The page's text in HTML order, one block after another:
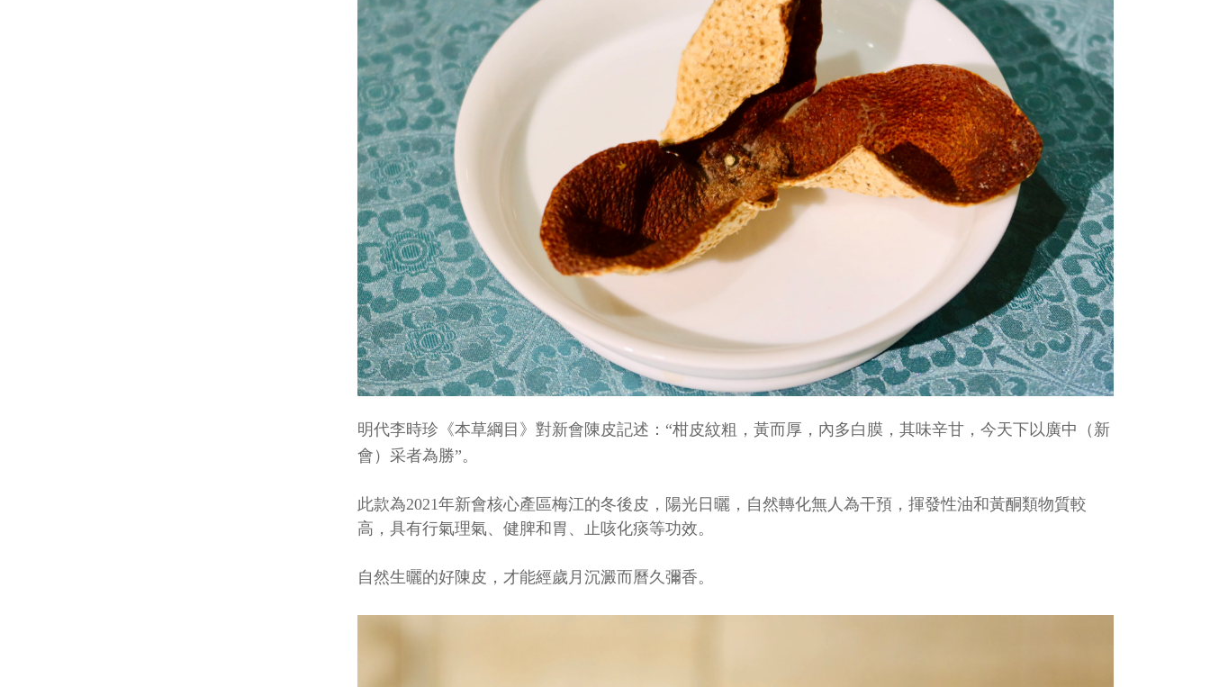
明代李時珍《本草綱目》對新會陳皮記述：“柑皮紋粗，黃而厚，內多白膜，其味辛甘，今天下以廣中（新
會）采者為勝”。
此款為2021年新會核心產區梅江的冬後皮，陽光日曬，自然轉化無人為干預，揮發性油和黃酮類物質較
高，具有行氣理氣、健脾和胃、止咳化痰等功效。
自然生曬的好陳皮，才能經歲月沉澱而曆久彌香。